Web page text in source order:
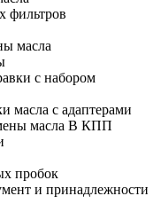
фильтров
масла
с набором
масла с адаптерами
масла В КПП
пробок
и принадлежности